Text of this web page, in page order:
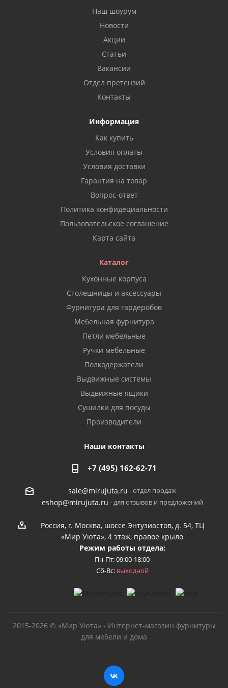
Наш шоурум
Новости
Акции
Статьи
Вакансии
Отдел претензий
Контакты
Информация
Как купить
Условия оплаты
Условия доставки
Гарантия на товар
Вопрос-ответ
Политика конфидециальности
Пользовательское соглашение
Карта сайта
Каталог
Кухонные корпуса
Столешницы и аксессуары
Фурнитура для гардеробов
Мебельная фурнитура
Петли мебельные
Ручки мебельные
Полкодержатели
Выдвижные системы
Выдвижные ящики
Сушилки для посуды
Производители
Наши контакты
+7 (495) 162-62-71
sale@mirujuta.ru - отдел продаж
eshop@mirujuta.ru - для отзывов и предложений
Россия, г. Москва, шоссе Энтузиастов, д. 54, ТЦ
«Мир Уюта», 4 этаж, правое крыло
Режим работы отдела:
Пн-Пт: 09:00-18:00
Сб-Вс: выходной
2015-2026 © «Мир Уюта» - Интернет-магазин фурнитуры
для мебели и дома